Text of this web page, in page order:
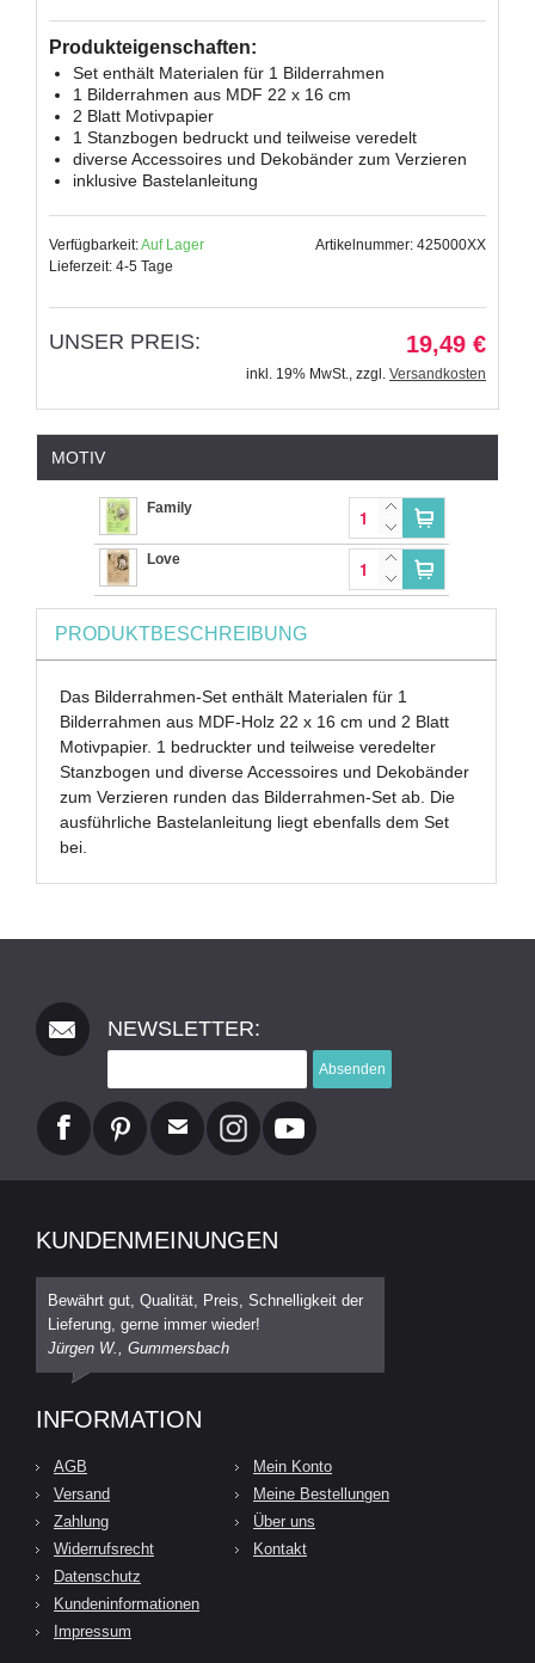
Produkteigenschaften:
Set enthält Materialen für 1 Bilderrahmen
1 Bilderrahmen aus MDF 22 x 16 cm
2 Blatt Motivpapier
1 Stanzbogen bedruckt und teilweise veredelt
diverse Accessoires und Dekobänder zum Verzieren
inklusive Bastelanleitung
Verfügbarkeit:Auf Lager
Lieferzeit: 4-5 Tage
Artikelnummer: 425000XX
UNSER PREIS: 19,49 €
inkl. 19% MwSt., zzgl. Versandkosten
MOTIV
Family
Love
PRODUKTBESCHREIBUNG
Das Bilderrahmen-Set enthält Materialen für 1
Bilderrahmen aus MDF-Holz 22 x 16 cm und 2 Blatt
Motivpapier. 1 bedruckter und teilweise veredelter
Stanzbogen und diverse Accessoires und Dekobänder
zum Verzieren runden das Bilderrahmen-Set ab. Die
ausführliche Bastelanleitung liegt ebenfalls dem Set
bei.
NEWSLETTER:
Absenden
KUNDENMEINUNGEN
Bewährt gut, Qualität, Preis, Schnelligkeit der
Lieferung, gerne immer wieder!
Jürgen W., Gummersbach
INFORMATION
AGB
Versand
Zahlung
Widerrufsrecht
Datenschutz
Kundeninformationen
Impressum
Mein Konto
Meine Bestellungen
Über uns
Kontakt